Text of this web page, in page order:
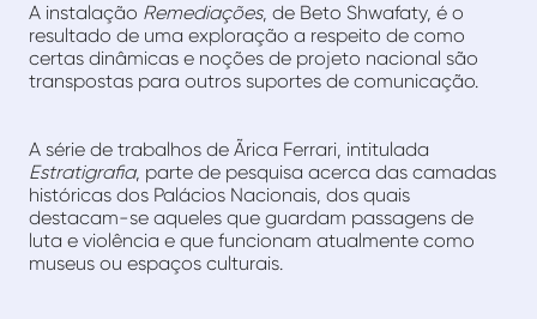
A instalação Remediações, de Beto Shwafaty, é o
resultado de uma exploração a respeito de como
certas dinâmicas e noções de projeto nacional são
transpostas para outros suportes de comunicação.
A série de trabalhos de Ãrica Ferrari, intitulada
Estratigrafia, parte de pesquisa acerca das camadas
históricas dos Palácios Nacionais, dos quais
destacam-se aqueles que guardam passagens de
luta e violência e que funcionam atualmente como
museus ou espaços culturais.